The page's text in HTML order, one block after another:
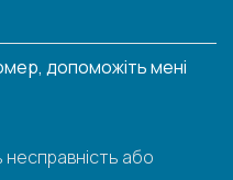
допоможіть мені